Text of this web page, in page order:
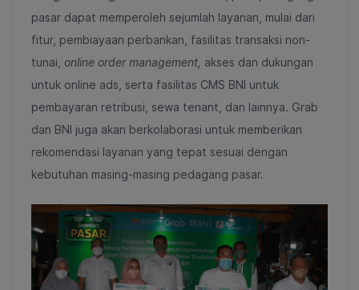
pasar dapat memperoleh sejumlah layanan, mulai dari
fitur, pembiayaan perbankan, fasilitas transaksi non-
tunai, online order management, akses dan dukungan
untuk online ads, serta fasilitas CMS BNI untuk
pembayaran retribusi, sewa tenant, dan lainnya. Grab
dan BNI juga akan berkolaborasi untuk memberikan
rekomendasi layanan yang tepat sesuai dengan
kebutuhan masing-masing pedagang pasar.